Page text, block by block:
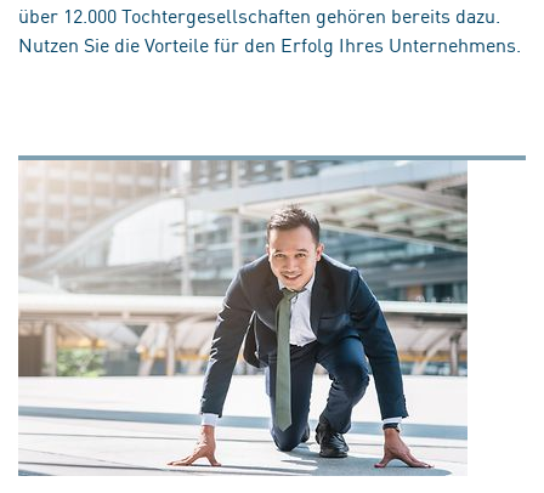
über 12.000 Tochtergesellschaften gehören bereits dazu.
Nutzen Sie die Vorteile für den Erfolg Ihres Unternehmens.